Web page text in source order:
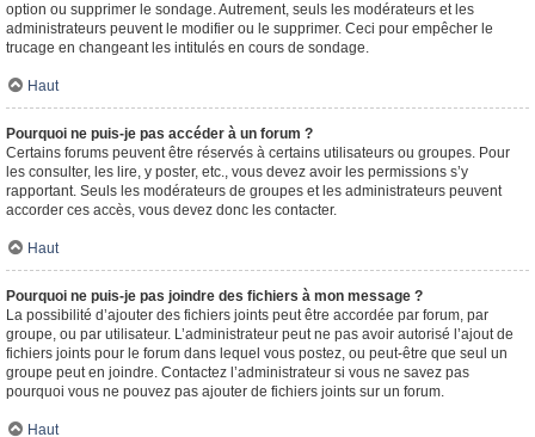
option ou supprimer le sondage. Autrement, seuls les modérateurs et les
administrateurs peuvent le modifier ou le supprimer. Ceci pour empêcher le
trucage en changeant les intitulés en cours de sondage.
Haut
Pourquoi ne puis-je pas accéder à un forum ?
Certains forums peuvent être réservés à certains utilisateurs ou groupes. Pour
les consulter, les lire, y poster, etc., vous devez avoir les permissions s’y
rapportant. Seuls les modérateurs de groupes et les administrateurs peuvent
accorder ces accès, vous devez donc les contacter.
Haut
Pourquoi ne puis-je pas joindre des fichiers à mon message ?
La possibilité d’ajouter des fichiers joints peut être accordée par forum, par
groupe, ou par utilisateur. L’administrateur peut ne pas avoir autorisé l’ajout de
fichiers joints pour le forum dans lequel vous postez, ou peut-être que seul un
groupe peut en joindre. Contactez l’administrateur si vous ne savez pas
pourquoi vous ne pouvez pas ajouter de fichiers joints sur un forum.
Haut